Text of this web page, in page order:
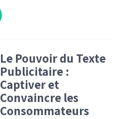
Le Pouvoir du Texte
Publicitaire :
Captiver et
Convaincre les
Consommateurs